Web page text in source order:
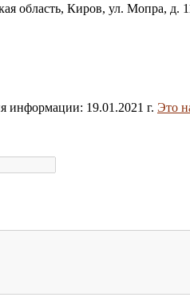
область, Киров, ул. Мопра, д.
информации: 19.01.2021 г. Это